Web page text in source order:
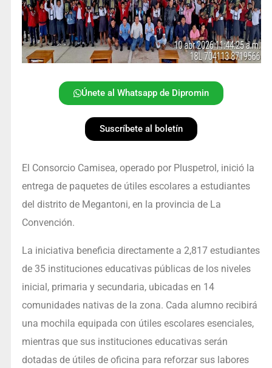
Únete al Whatsapp de Dipromin
Suscríbete al boletín
El Consorcio Camisea, operado por Pluspetrol, inició la
entrega de paquetes de útiles escolares a estudiantes
del distrito de Megantoni, en la provincia de La
Convención.
La iniciativa beneficia directamente a 2,817 estudiantes
de 35 instituciones educativas públicas de los niveles
inicial, primaria y secundaria, ubicadas en 14
comunidades nativas de la zona. Cada alumno recibirá
una mochila equipada con útiles escolares esenciales,
mientras que sus instituciones educativas serán
dotadas de útiles de oficina para reforzar sus labores